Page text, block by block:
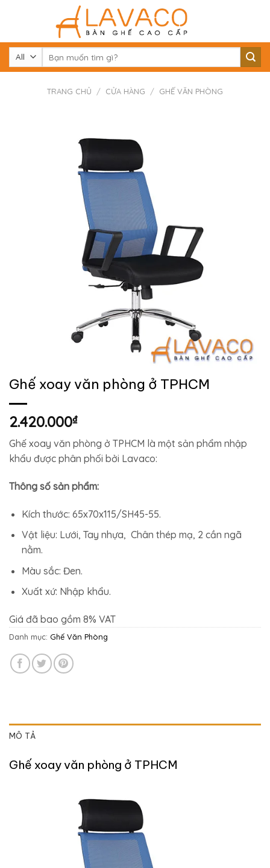
kiếm:
TRANG CHỦ / CỬA HÀNG / GHẾ VĂN PHÒNG
Ghế xoay văn phòng ở TPHCM
2.420.000₫
Ghế xoay văn phòng ở TPHCM là một sản phẩm nhập
khẩu được phân phối bởi Lavaco:
Thông số sản phẩm:
Kích thước: 65x70x115/SH45-55.
Vật liệu: Lưới, Tay nhựa, Chân thép mạ, 2 cần ngã
nằm.
Màu sắc: Đen.
Xuất xứ: Nhập khẩu.
Giá đã bao gồm 8% VAT
Danh mục: Ghế Văn Phòng
MÔ TẢ
Ghế xoay văn phòng ở TPHCM